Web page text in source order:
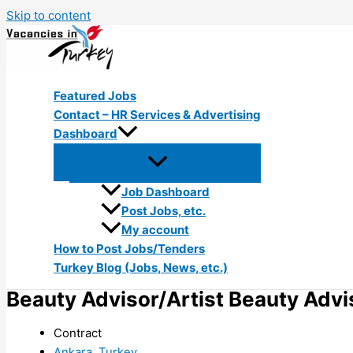
Skip to content
Featured Jobs
Contact – HR Services & Advertising
Dashboard
Job Dashboard
Post Jobs, etc.
My account
How to Post Jobs/Tenders
Turkey Blog (Jobs, News, etc.)
Beauty Advisor/Artist Beauty
Contract